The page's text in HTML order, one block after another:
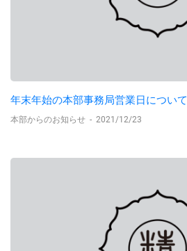
年末年始の本部事務局営業日について
本部からのお知らせ - 2021/12/23